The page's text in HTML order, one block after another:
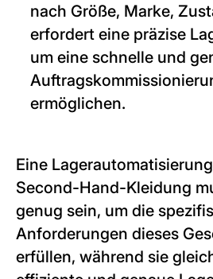
nach Größe, Marke,
erfordert eine präzise
um eine schnelle und
ermöglichen.
Eine
Second-Hand-Kleidung
genug sein, um die
Anforderungen dieses
erfüllen, während sie